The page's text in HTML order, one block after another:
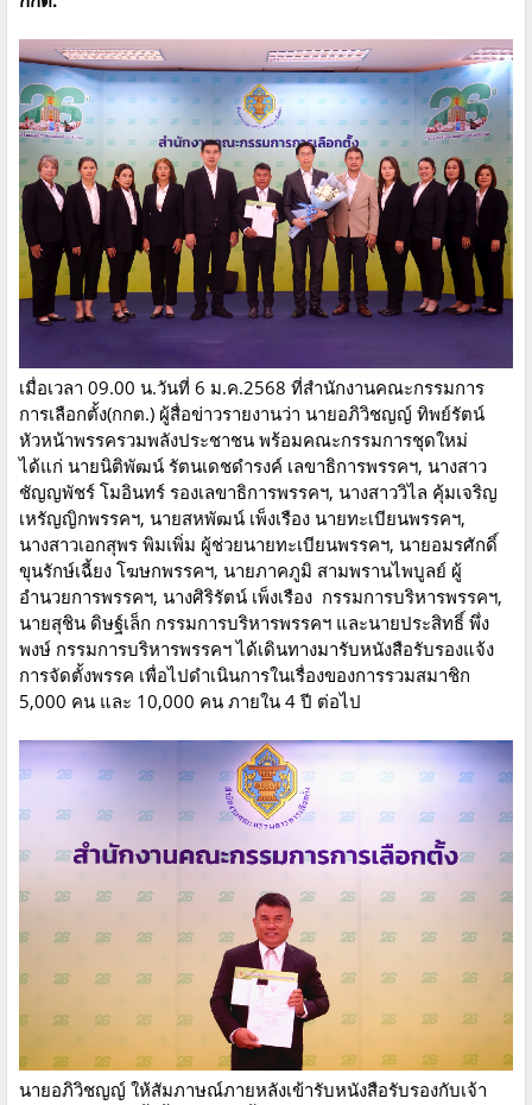
เมื่อเวลา 09.00 น.วันที่ 6 ม.ค.2568 ที่สำนักงานคณะกรรมการ
การเลือกตั้ง(กกต.) ผู้สื่อข่าวรายงานว่า นายอภิวิชญญ์ ทิพย์รัตน์
หัวหน้าพรรครวมพลังประชาชน พร้อมคณะกรรมการชุดใหม่
ได้แก่ นายนิติพัฒน์ รัตนเดชดำรงค์ เลขาธิการพรรคฯ, นางสาว
ชัญญพัชร์ โมอินทร์ รองเลขาธิการพรรคฯ, นางสาววิไล คุ้มเจริญ
เหรัญญิกพรรคฯ, นายสหพัฒน์ เพ็งเรือง นายทะเบียนพรรคฯ,
นางสาวเอกสุพร พิมเพิ่ม ผู้ช่วยนายทะเบียนพรรคฯ, นายอมรศักดิ์
ขุนรักษ์เฉี้ยง โฆษกพรรคฯ, นายภาคภูมิ สามพรานไพบูลย์ ผู้
อำนวยการพรรคฯ, นางศิริรัตน์ เพ็งเรือง กรรมการบริหารพรรคฯ,
นายสุชิน ดิษฐ์เล็ก กรรมการบริหารพรรคฯ และนายประสิทธิ์ พึ่ง
พงษ์ กรรมการบริหารพรรคฯ ได้เดินทางมารับหนังสือรับรองแจ้ง
การจัดตั้งพรรค เพื่อไปดำเนินการในเรื่องของการรวมสมาชิก
5,000 คน และ 10,000 คน ภายใน 4 ปี ต่อไป
นายอภิวิชญญ์ ให้สัมภาษณ์ภายหลังเข้ารับหนังสือรับรองกับเจ้า